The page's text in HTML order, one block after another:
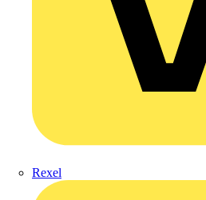
Rexel